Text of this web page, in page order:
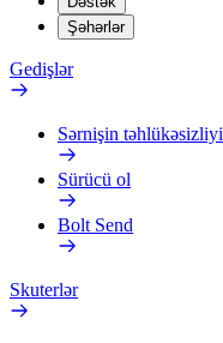
Şəhərlər
Gedişlər
Sərnişin təhlükəsizliyi
Sürücü ol
Bolt Send
Skuterlər